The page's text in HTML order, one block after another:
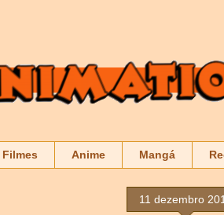
Filmes Anime Mangá
11 dezembro